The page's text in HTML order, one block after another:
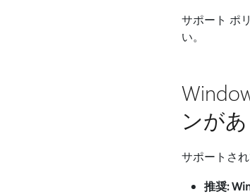
サポート ポ
い。
ンが
サポートさ
推奨: